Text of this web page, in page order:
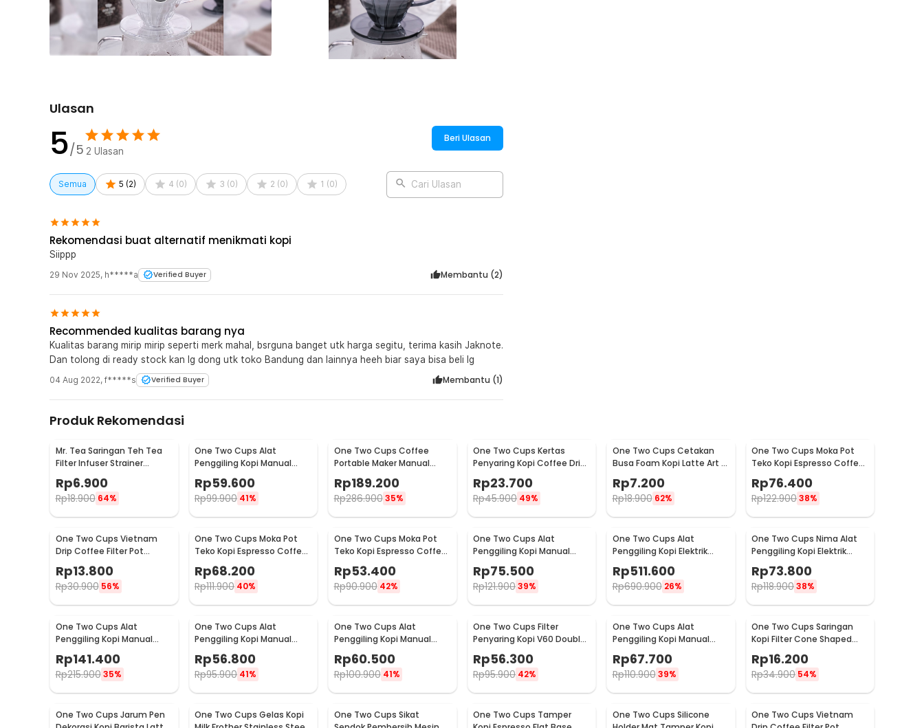
sempurna untuk penyeduhan kopi di rumah, kantor, atau saat berkemah.
Kelengkapan Produk
Ulasan
5/5 2 Ulasan
Beri Ulasan
Semua 5 (2) 4 (0) 3 (0) 2 (0) 1 (0) Cari Ulasan
Rekomendasi buat alternatif menikmati kopi
Siippp
29 Nov 2025, h*****a Verified Buyer Membantu (2)
Recommended kualitas barang nya
Kualitas barang mirip mirip seperti merk mahal, bsrguna banget utk harga segitu, terima kasih Jaknote.
Dan tolong di ready stock kan lg dong utk toko Bandung dan lainnya heeh biar saya bisa beli lg
04 Aug 2022, f*****s Verified Buyer Membantu (1)
Produk Rekomendasi
Mr. Tea Saringan Teh Tea
Filter Infuser Strainer
Chilling Man Silicon - MR03
Rp6.900
Rp18.900 64%
One Two Cups Alat
Penggiling Kopi Manual
Coffee Grinder Portable -
WFCG9800
Rp59.600
Rp99.900 41%
One Two Cups Coffee
Portable Maker Manual
Hand Press Espresso 300ml
- T35066
Rp189.200
Rp286.900 35%
One Two Cups Kertas
Penyaring Kopi Coffee Drip
Bag Paper Filter 50PCS -
T111
Rp23.700
Rp45.900 49%
One Two Cups Cetakan
Busa Foam Kopi Latte Art 16
PCS - JJYE01
Rp7.200
Rp18.900 62%
One Two Cups Moka Pot
Teko Kopi Espresso Coffee
Stovetop 6 Cup 300ml -
Z20
Rp76.400
Rp122.90038%
One Two Cups Vietnam
Drip Coffee Filter Pot
Saringan Kopi 180ml 8Q -
LC1
Rp13.800
Rp30.900 56%
One Two Cups Moka Pot
Teko Kopi Espresso Coffee
Stovetop 4 Cup 200ml -
Z20
Rp68.200
Rp111.900 40%
One Two Cups Moka Pot
Teko Kopi Espresso Coffee
Stovetop 2 Cup 100ml -
Z20
Rp53.400
Rp90.900 42%
One Two Cups Alat
Penggiling Kopi Manual
Coffee Grinder Wood -
16290
Rp75.500
Rp121.90039%
One Two Cups Alat
Penggiling Kopi Elektrik
Coffee Grinder Adjustable
- 600N
Rp511.600
Rp690.900 26%
One Two Cups Nima Alat
Penggiling Kopi Elektrik
Bumbu Coffee Grinder -
NM-8300
Rp73.800
Rp118.90038%
One Two Cups Alat
Penggiling Kopi Manual
Coffee Grinder Wood 30g -
CW85532
Rp141.400
Rp215.900 35%
One Two Cups Alat
Penggiling Kopi Manual
Coffee Grinder 160ml -
CF012
Rp56.800
Rp95.900 41%
One Two Cups Alat
Penggiling Kopi Manual
Coffee Grinder Adjustable
- RHNHA0176
Rp60.500
Rp100.900 41%
One Two Cups Filter
Penyaring Kopi V60 Double
Layer Coffee Filter - FS-40S
Rp56.300
Rp95.900 42%
One Two Cups Alat
Penggiling Kopi Manual
Coffee Grinder Adjustable
- CF4146
Rp67.700
Rp110.900 39%
One Two Cups Saringan
Kopi Filter Cone Shaped
Coffee Dripper 1 PCS - K741
Rp16.200
Rp34.900 54%
One Two Cups Jarum Pen
One Two Cups Gelas Kopi
One Two Cups Sikat
One Two Cups Tamper
One Two Cups Silicone
One Two Cups Vietnam